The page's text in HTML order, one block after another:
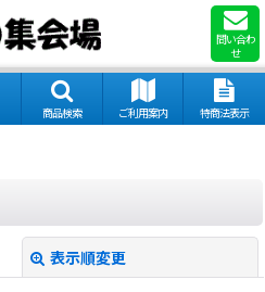
問い合わ
せ
商品検索 ご利用案内 特商法表示
表示順変更